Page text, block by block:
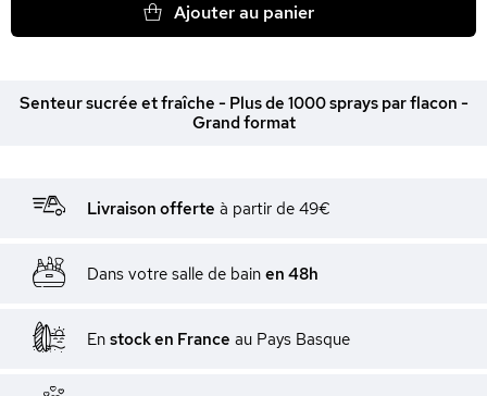
Ajouter au panier
Senteur sucrée et fraîche - Plus de 1000 sprays par flacon -
Grand format
Livraison offerte à partir de 49€
Dans votre salle de bain en 48h
En stock en France au Pays Basque